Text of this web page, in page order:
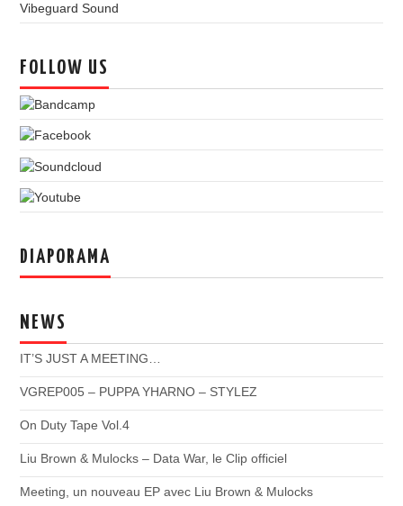
Vibeguard Sound
FOLLOW US
DIAPORAMA
NEWS
IT’S JUST A MEETING…
VGREP005 – PUPPA YHARNO – STYLEZ
On Duty Tape Vol.4
Liu Brown & Mulocks – Data War, le Clip officiel
Meeting, un nouveau EP avec Liu Brown & Mulocks